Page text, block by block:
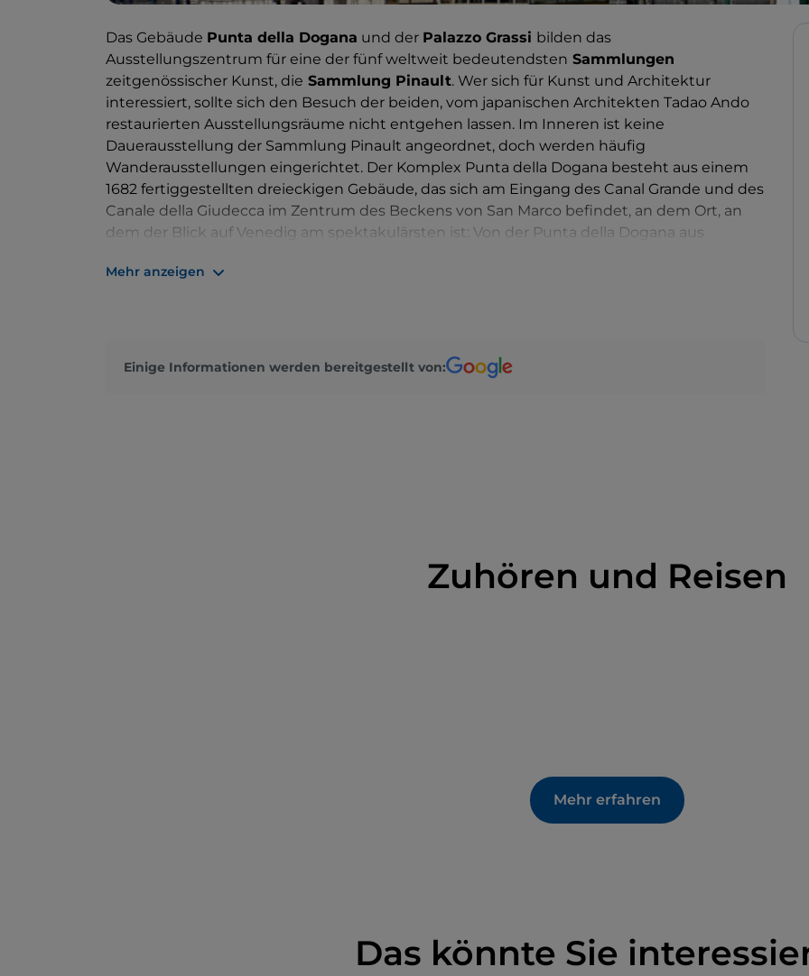
Das Gebäude Punta della Dogana und der Palazzo Grassi bilden das
Ausstellungszentrum für eine der fünf weltweit bedeutendsten Sammlungen
zeitgenössischer Kunst, die Sammlung Pinault. Wer sich für Kunst und Architektur
interessiert, sollte sich den Besuch der beiden, vom japanischen Architekten Tadao Ando
restaurierten Ausstellungsräume nicht entgehen lassen. Im Inneren ist keine
Dauerausstellung der Sammlung Pinault angeordnet, doch werden häufig
Wanderausstellungen eingerichtet. Der Komplex Punta della Dogana besteht aus einem
1682 fertiggestellten dreieckigen Gebäude, das sich am Eingang des Canal Grande und des
Canale della Giudecca im Zentrum des Beckens von San Marco befindet, an dem Ort, an
dem der Blick auf Venedig am spektakulärsten ist: Von der Punta della Dogana aus
Basilika Palladiana, die Riva degli Schiavoni, den Dogenpalast, den Markusplatz, die
Ausstellungen, aber nicht nur, werden Führungen durch das Gebäude organisiert, die mit
einem abschließenden Aperitif auf der Terrasse enden.“ 5) „Seit 1951 ist der Raum der Kunst
Mehr anzeigen
Einige Informationen werden bereitgestellt von:
Zuhören und Reisen
Mehr erfahren
Das könnte Sie